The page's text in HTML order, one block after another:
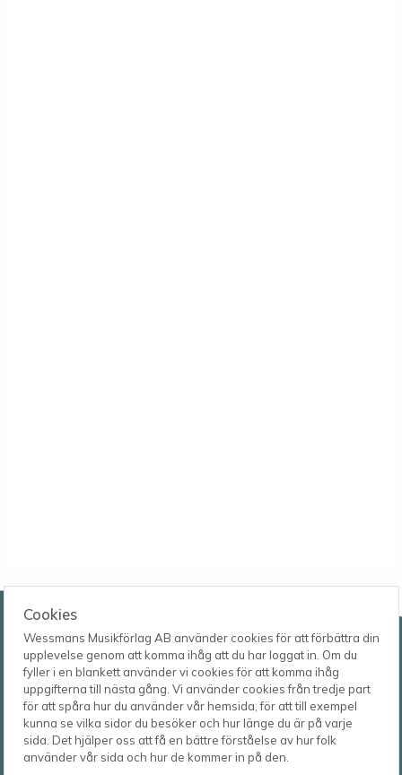
Cookies
Wessmans Musikförlag AB använder cookies för att förbättra din
upplevelse genom att komma ihåg att du har loggat in. Om du
fyller i en blankett använder vi cookies för att komma ihåg
uppgifterna till nästa gång. Vi använder cookies från tredje part
för att spåra hur du använder vår hemsida, för att till exempel
kunna se vilka sidor du besöker och hur länge du är på varje
sida. Det hjälper oss att få en bättre förståelse av hur folk
använder vår sida och hur de kommer in på den.
Wessmans Musikförlag AB
Leverans- och besöksadress
Bingebygatan 11 B
621 41 VISBY
Postadress
Box 1253
621 23 VISBY
Telefon
0498-22 61 32
E-post
order@wessmans.com